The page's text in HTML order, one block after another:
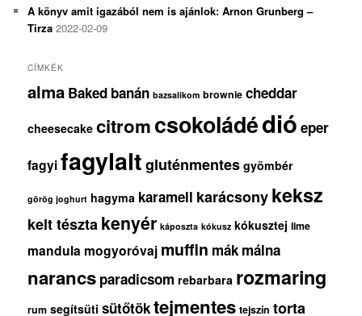
A könyv amit igazából nem is ajánlok: Arnon Grunberg –
Tirza 2022-02-09
CÍMKÉK
alma Baked banán bazsalikom brownie cheddar
cheesecake citromcsokoládédió eper
fagyifagylaltgluténmentes gyömbér
görög joghurt hagyma karamell karácsonykeksz
kelt tésztakenyér káposzta kókusz kókusztej lime
mandula mogyoróvaj muffin mák málna
narancs paradicsom rebarbara rozmaring
rum segítsüti sütőtöktejmentes tejszín torta